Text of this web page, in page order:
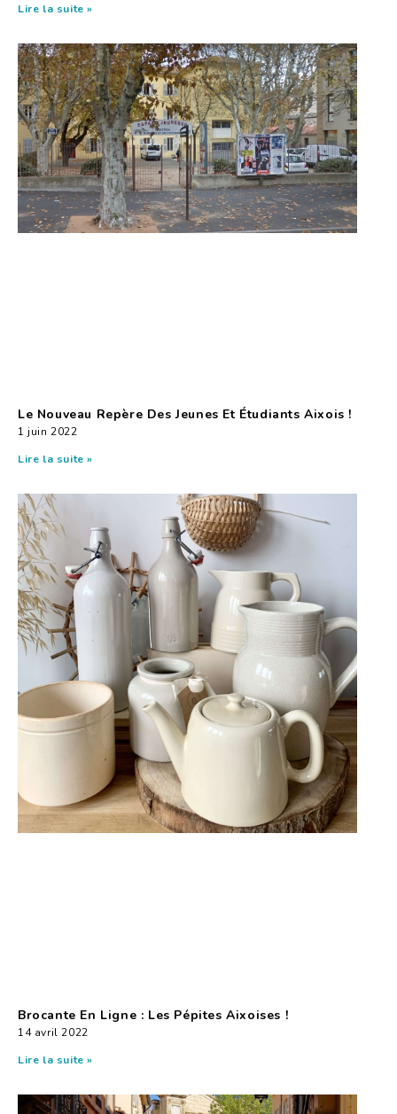
Lire la suite »
Le Nouveau Repère Des Jeunes Et Étudiants Aixois !
1 juin 2022
Lire la suite »
Brocante En Ligne : Les Pépites Aixoises !
14 avril 2022
Lire la suite »